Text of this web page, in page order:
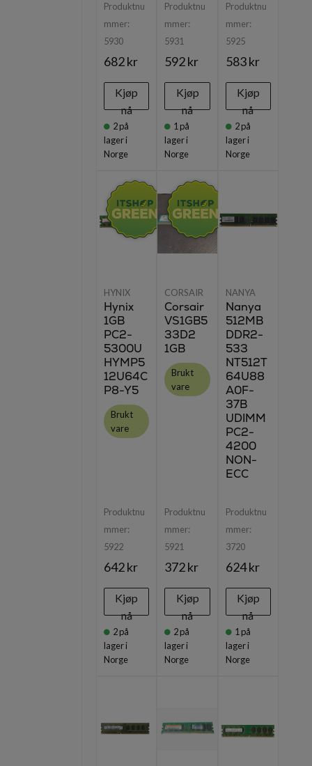
Produktnu
mmer:
5930
682 kr
Kjøp
nå
2på
lager i
Norge
Produktnu
mmer:
5931
592 kr
Kjøp
nå
1 på
lager i
Norge
Produktnu
mmer:
5925
583 kr
Kjøp
nå
2 på
lager i
Norge
HYNIX
Hynix
1GB
PC2-
5300U
HYMP5
12U64C
P8-Y5
Brukt
vare
Produktnu
mmer:
5922
642 kr
Kjøp
nå
2på
lager i
Norge
CORSAIR
Corsair
VS1GB5
33D2
1GB
Brukt
vare
Produktnu
mmer:
5921
372 kr
Kjøp
nå
2på
lager i
Norge
NANYA
Nanya
512MB
DDR2-
533
NT512T
64U88
A0F-
37B
UDIMM
PC2-
4200
NON-
ECC
Produktnu
mmer:
3720
624 kr
Kjøp
nå
1 på
lager i
Norge